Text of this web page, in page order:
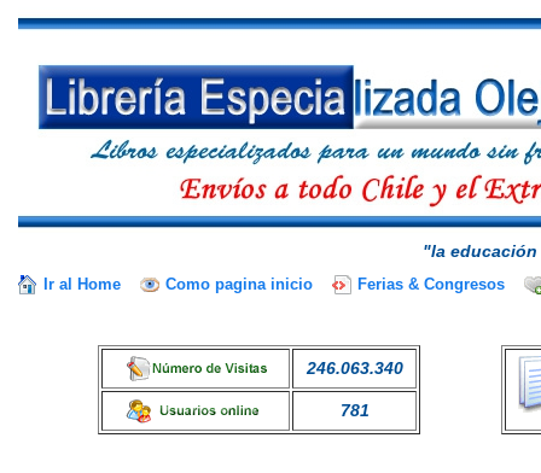
"la
Ir al Home Como pagina inicio Ferias & Congresos
246.063.340
781